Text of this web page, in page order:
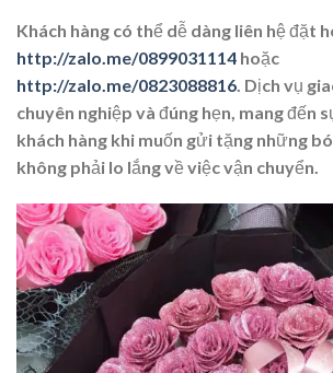
Khách hàng có thể dễ dàng liên hệ đặt
http://zalo.me/0899031114 hoặc
http://zalo.me/0823088816. Dịch vụ
chuyên nghiệp và đúng hẹn, mang đến
khách hàng khi muốn gửi tặng những
không phải lo lắng về việc vận chuyển.